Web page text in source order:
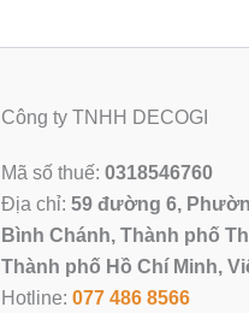
Công ty TNHH DECOGI
Mã số thuế: 0318546760
Địa chỉ: 59 đường 6,
Bình Chánh, Thành phố
Thành phố Hồ Chí Minh,
Hotline: 077 486 8566